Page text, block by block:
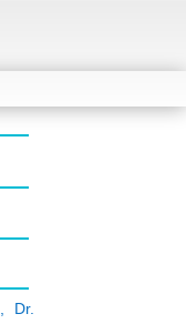
, Dr.